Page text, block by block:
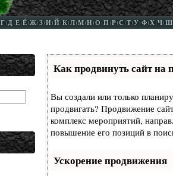
Г Д Е Ё Ж З И Й К Л М Н О П Р С Т У Ф Х Ч Ш
Как продвинуть сайт на
Вы создали или только
продвигать? Продвижение
комплекс мероприятий,
повышение его позиций в
Ускорение продвижения